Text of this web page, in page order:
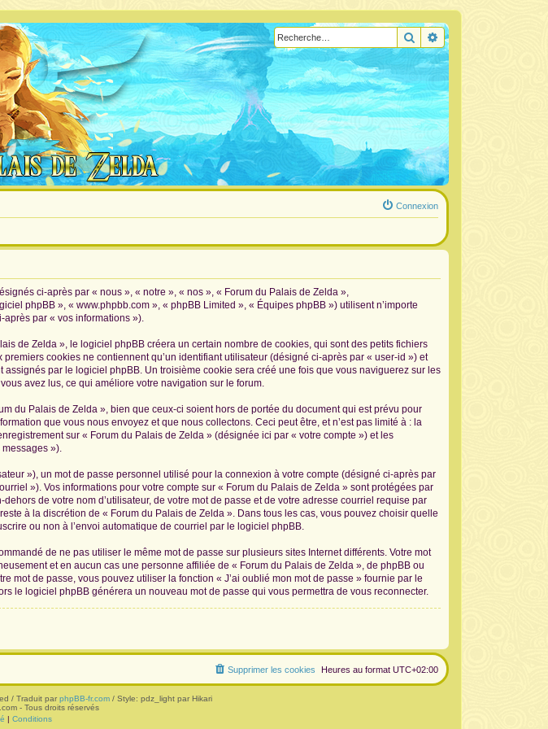
RechercherRecherche avancée
Connexion
ci-après par « nous », « notre », « nos », « Forum du Palais de Zelda »,
phpBB », « www.phpbb.com », « phpBB Limited », « Équipes phpBB ») utilisent n’importe
après par « vos informations »).
de Zelda », le logiciel phpBB créera un certain nombre de cookies, qui sont des petits fichiers
cookies ne contiennent qu’un identifiant utilisateur (désigné ci-après par « user-id ») et
par le logiciel phpBB. Un troisième cookie sera créé une fois que vous naviguerez sur les
avez lus, ce qui améliore votre navigation sur le forum.
du Palais de Zelda », bien que ceux-ci soient hors de portée du document qui est prévu pour
que vous nous envoyez et que nous collectons. Ceci peut être, et n’est pas limité à : la
sur « Forum du Palais de Zelda » (désignée ici par « votre compte ») et les
»).
»), un mot de passe personnel utilisé pour la connexion à votre compte (désigné ci-après par
»). Vos informations pour votre compte sur « Forum du Palais de Zelda » sont protégées par
de votre nom d’utilisateur, de votre mot de passe et de votre adresse courriel requise par
à la discrétion de « Forum du Palais de Zelda ». Dans tous les cas, vous pouvez choisir quelle
ou non à l’envoi automatique de courriel par le logiciel phpBB.
de ne pas utiliser le même mot de passe sur plusieurs sites Internet différents. Votre mot
et en aucun cas une personne affiliée de « Forum du Palais de Zelda », de phpBB ou
mot de passe, vous pouvez utiliser la fonction « J’ai oublié mon mot de passe » fournie par le
le logiciel phpBB générera un nouveau mot de passe qui vous permettra de vous reconnecter.
Heures au format UTC+02:00
Supprimer les cookies
/ Traduit par phpBB-fr.com/ Style: pdz_light par Hikari
- Tous droits réservés
| Conditions